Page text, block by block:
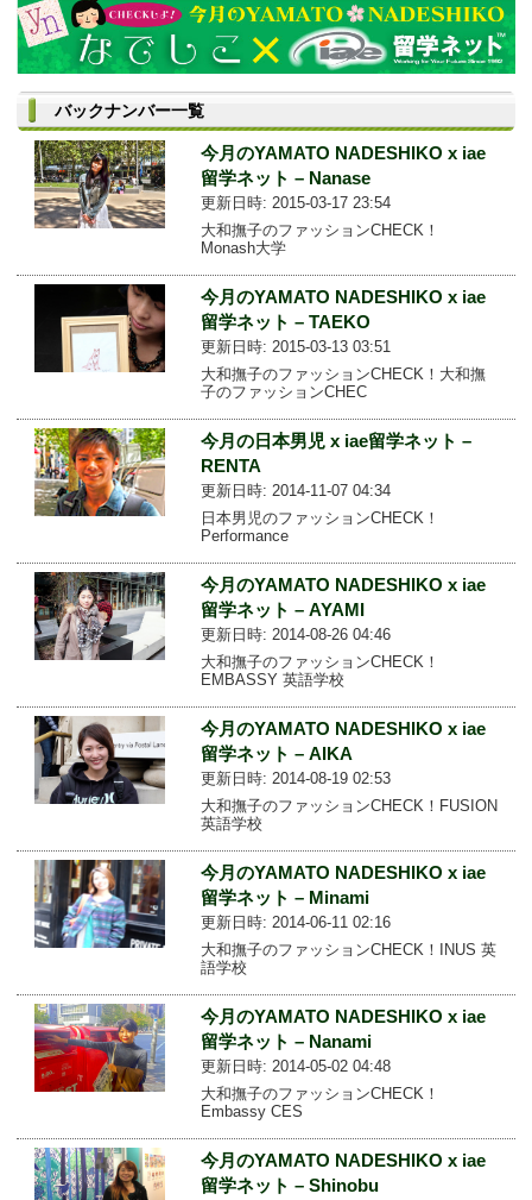
バックナンバー一覧
今月のYAMATO NADESHIKO x iae
留学ネット – Nanase
更新日時: 2015-03-17 23:54
大和撫子のファッションCHECK！
Monash大学
今月のYAMATO NADESHIKO x iae
留学ネット – TAEKO
更新日時: 2015-03-13 03:51
大和撫子のファッションCHECK！大和撫
子のファッションCHEC
今月の日本男児 x iae留学ネット –
RENTA
更新日時: 2014-11-07 04:34
日本男児のファッションCHECK！
Performance
今月のYAMATO NADESHIKO x iae
留学ネット – AYAMI
更新日時: 2014-08-26 04:46
大和撫子のファッションCHECK！
EMBASSY 英語学校
今月のYAMATO NADESHIKO x iae
留学ネット – AIKA
更新日時: 2014-08-19 02:53
大和撫子のファッションCHECK！FUSION
英語学校
今月のYAMATO NADESHIKO x iae
留学ネット – Minami
更新日時: 2014-06-11 02:16
大和撫子のファッションCHECK！INUS 英
語学校
今月のYAMATO NADESHIKO x iae
留学ネット – Nanami
更新日時: 2014-05-02 04:48
大和撫子のファッションCHECK！
Embassy CES
今月のYAMATO NADESHIKO x iae
留学ネット – Shinobu